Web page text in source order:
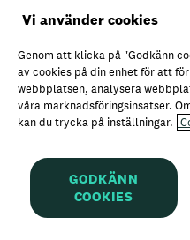
Personuppgiftspolicy
Axfoods integritetspolicy
Här kan du köpa Garant
Vi använder cookies
Genom att klicka på "Godkänn
av cookies på din enhet för att
webbplatsen, analysera
våra marknadsföringsinsatser.
kan du trycka på inställningar.
GODKÄNN
COOKIES